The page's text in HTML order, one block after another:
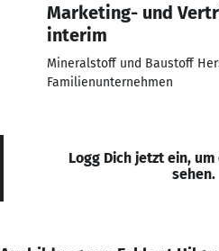
Marketing- und
interim
Mineralstoff und Baustoff
Familienunternehmen
Logg Dich jetzt ein,
sehen.